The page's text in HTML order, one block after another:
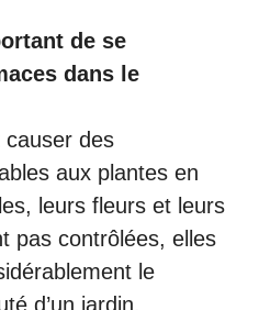
de se
dans le
causer des
aux plantes en
leurs fleurs et leurs
pas contrôlées, elles
le
d’un jardin.